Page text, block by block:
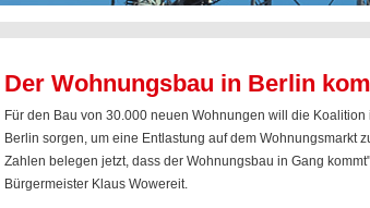
Der Wohnungsbau in Berlin
Für den Bau von 30.000 neuen Wohnungen will die
Berlin sorgen, um eine Entlastung auf dem Wohnungsmarkt
Zahlen belegen jetzt, dass der Wohnungsbau in Gang
Bürgermeister Klaus Wowereit.